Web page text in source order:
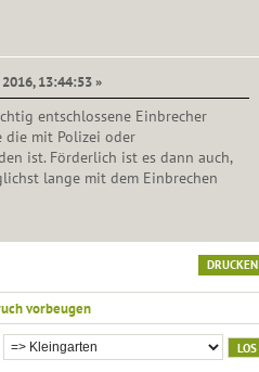
13:44:53 »
entschlossene Einbrecher
die mit Polizei oder
ist. Förderlich ist es dann auch,
lange mit dem Einbrechen
DRUCKEN
vorbeugen